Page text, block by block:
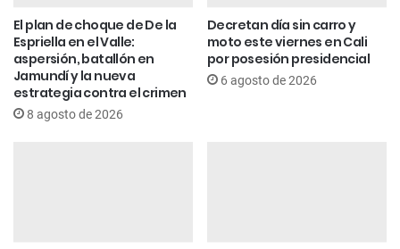
El plan de choque de De la
Espriella en el Valle:
aspersión, batallón en
Jamundí y la nueva
estrategia contra el crimen
8 agosto de 2026
Decretan día sin carro y
moto este viernes en Cali
por posesión presidencial
6 agosto de 2026